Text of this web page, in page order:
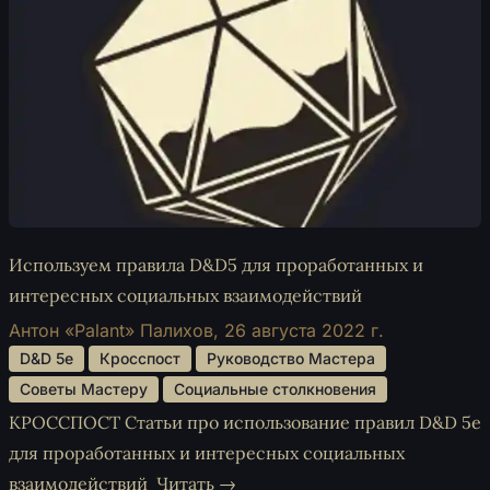
Используем правила D&D5 для проработанных и
интересных социальных взаимодействий
Антон «Palant» Палихов, 26 августа 2022 г.
D&D 5e Кросспост
Руководство Мастера
Советы Мастеру
Социальные столкновения
КРОССПОСТ Статьи про использование правил D&D 5e
для проработанных и интересных социальных
взаимодействий Читать →